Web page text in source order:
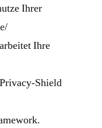
Ihrer
Ihre
Shield